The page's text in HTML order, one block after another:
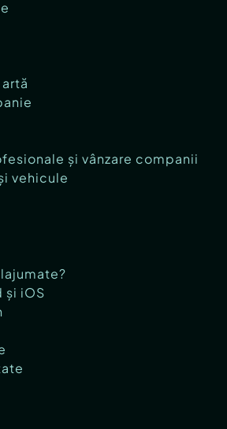
și vânzare companii
vehicule
și iOS